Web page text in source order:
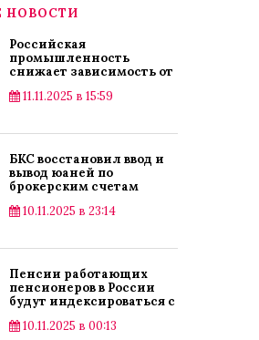
НОВОСТИ
Российская
промышленность
снижает зависимость от
11.11.2025 в 15:59
БКС восстановил ввод и
вывод юаней по
брокерским счетам
10.11.2025 в 23:14
Пенсии работающих
пенсионеров в России
будут индексироваться с
10.11.2025 в 00:13